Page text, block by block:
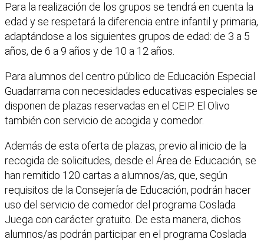
Para la realización de los grupos se tendrá en cuenta la
edad y se respetará la diferencia entre infantil y primaria,
adaptándose a los siguientes grupos de edad: de 3 a 5
años, de 6 a 9 años y de 10 a 12 años.
Para alumnos del centro público de Educación Especial
Guadarrama con necesidades educativas especiales se
disponen de plazas reservadas en el CEIP. El Olivo
también con servicio de acogida y comedor.
Además de esta oferta de plazas, previo al inicio de la
recogida de solicitudes, desde el Área de Educación, se
han remitido 120 cartas a alumnos/as, que, según
requisitos de la Consejería de Educación, podrán hacer
uso del servicio de comedor del programa Coslada
Juega con carácter gratuito. De esta manera, dichos
alumnos/as podrán participar en el programa Coslada